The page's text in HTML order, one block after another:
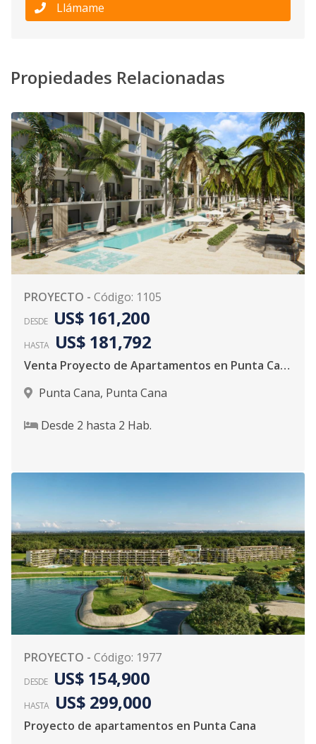
Llámame
Propiedades Relacionadas
PROYECTO - Código: 1105
DESDE US$ 161,200
HASTA US$ 181,792
Venta Proyecto de Apartamentos en Punta Cana
Punta Cana, Punta Cana
Desde 2 hasta 2 Hab.
PROYECTO - Código: 1977
DESDE US$ 154,900
HASTA US$ 299,000
Proyecto de apartamentos en Punta Cana